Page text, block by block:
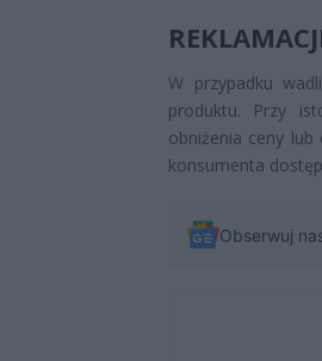
W przypadku
produktu. Przy
obniżenia ceny
konsumenta
Obserwuj